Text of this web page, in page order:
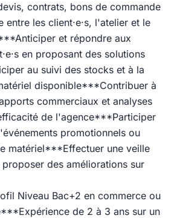
contrats, bons de commande
entre les client·e·s, l'atelier et le
et répondre aux
en proposant des solutions
au suivi des stocks et à la
disponible***Contribuer à
commerciaux et analyses
de l'agence***Participer
promotionnels ou
matériel***Effectuer une veille
des améliorations sur
Niveau Bac+2 en commerce ou
de 2 à 3 ans sur un